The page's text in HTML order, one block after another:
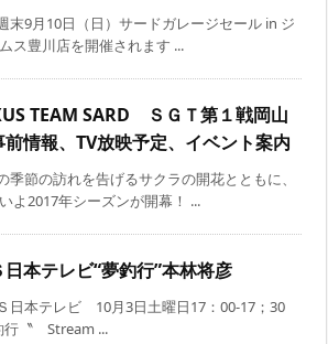
末9月10日（日）サードガレージセール in ジ
ス豊川店を開催されます ...
TEAM SARD ＳＧＴ第１戦岡山
前情報、TV放映予定、イベント案内
季節の訪れを告げるサクラの開花とともに、
よ2017年シーズンが開幕！ ...
日本テレビ“夢釣行”本林将彦
日本テレビ 10月3日土曜日17：00-17；30
行〝 Stream ...